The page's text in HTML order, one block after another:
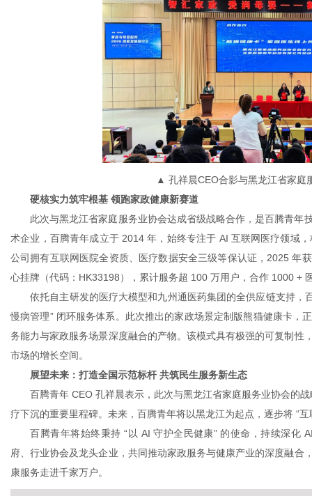
▲ 孔祥晨CEO合影与黑龙江省家庭
硬核实力筑牢根基 领跑家政健康新赛道
此次与黑龙江省家庭服务业协会达成省级战略合作，是百腾青年
术企业，百腾青年成立于 2014 年，始终专注于 AI 互联网医疗领域
公司拥有互联网医院全资质、医疗数据安全三级等保认证，2025 年
心挂牌（代码：HK33198），累计服务超 100 万用户，合作 1000 +
依托自主研发的医疗大模型和九州通医药集团的全供应链支持，
慢病管理” 闭环服务体系。此次推出的家政场景定制版熊猫健康卡，
务能力与家政服务场景深度融合的产物。该模式具有极强的可复制
市场的增长空间。
展望未来：打造全国示范标杆 共筑民生服务新生态
百腾青年 CEO 孔祥晨表示，此次与黑龙江省家庭服务业协会的战
疗下沉的重要里程碑。未来，百腾青年将以黑龙江为起点，逐步将 “
百腾青年将始终秉持 “以 AI 守护全民健康” 的使命，持续深化
府、行业协会及龙头企业，共同推动家政服务与健康产业的深度融
康服务走进千家万户。